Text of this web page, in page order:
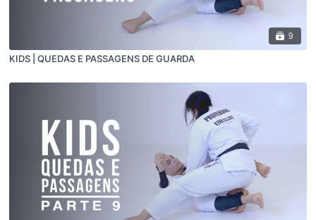
9
KIDS | QUEDAS E PASSAGENS DE GUARDA